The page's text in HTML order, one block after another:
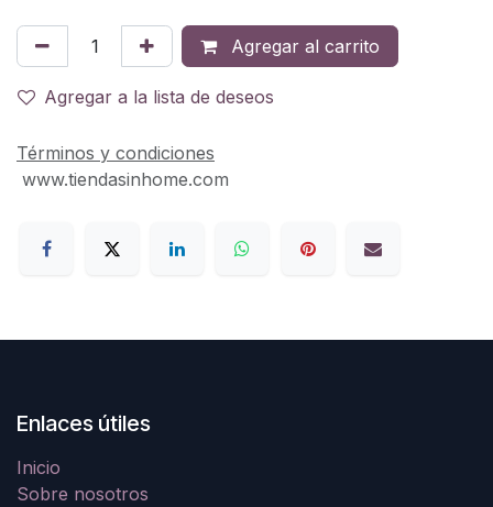
Agregar al carrito
Agregar a la lista de deseos
Términos y condiciones
www.tiendasinhome.com
Enlaces útiles
Inicio
Sobre nosotros